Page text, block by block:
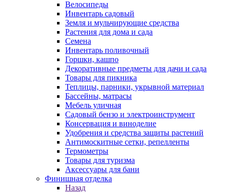
Велосипеды
Инвентарь садовый
Земля и мульчирующие средства
Растения для дома и сада
Семена
Инвентарь поливочный
Горшки, кашпо
Декоративные предметы для дачи и сада
Товары для пикника
Теплицы, парники, укрывной материал
Бассейны, матрасы
Мебель уличная
Садовый бензо и электроинструмент
Консервация и виноделие
Удобрения и средства защиты растений
Антимоскитные сетки, репелленты
Термометры
Товары для туризма
Аксессуары для бани
Финишная отделка
Назад